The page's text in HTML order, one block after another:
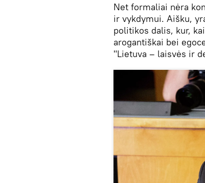
Net formaliai nėra
ir vykdymui. Aišku,
politikos dalis, kur,
arogantiškai bei
"Lietuva – laisvės ir